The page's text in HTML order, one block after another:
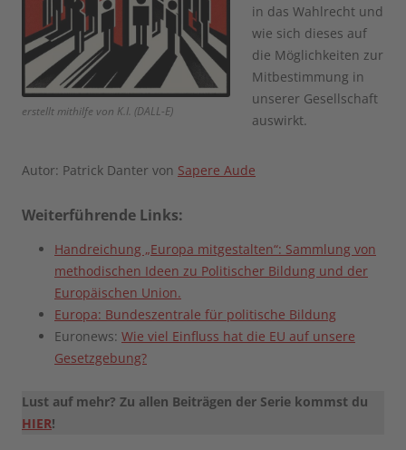
erstellt mithilfe von K.I. (DALL-E)
in das Wahlrecht und
wie sich dieses auf
die Möglichkeiten zur
Mitbestimmung in
unserer Gesellschaft
auswirkt.
Autor: Patrick Danter von Sapere Aude
Weiterführende Links:
Handreichung „Europa mitgestalten“: Sammlung von
methodischen Ideen zu Politischer Bildung und der
Europäischen Union.
Europa: Bundeszentrale für politische Bildung
Euronews: Wie viel Einfluss hat die EU auf unsere
Gesetzgebung?
Lust auf mehr? Zu allen Beiträgen der Serie kommst du
HIER!